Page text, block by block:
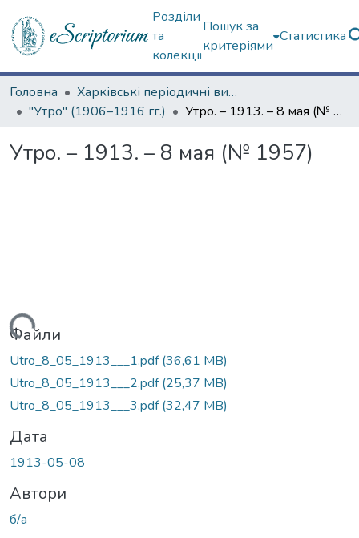
Розділи
та
колекції
Пошук за
критеріями
Статистика
Головна
Харківські періодичні видання
"Утро" (1906–1916 гг.)
Утро. – 1913. – 8 мая (№ 1957)
Утро. – 1913. – 8 мая (№ 1957)
Файли
Utro_8_05_1913___1.pdf(36,61 MB)
Utro_8_05_1913___2.pdf(25,37 MB)
Utro_8_05_1913___3.pdf(32,47 MB)
Дата
1913-05-08
Автори
б/а